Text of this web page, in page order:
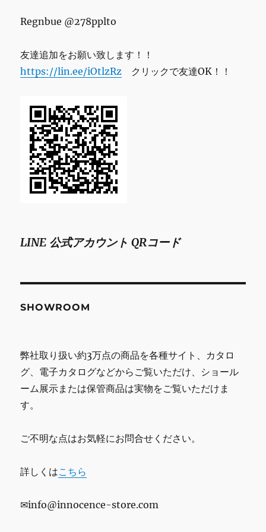
Regnbue @278pplto
友達追加をお願い致します！！
https://lin.ee/iOtlzRz クリックで友達OK！！
LINE 公式アカウント QRコード
SHOWROOM
弊社取り扱い約3万点の商品を各種サイト、カタロ
グ、電子カタログなどからご覧いただけ、ショール
ーム展示または保管商品は実物をご覧いただけま
す。
ご不明な点はお気軽にお問合せください。
詳しくはこちら
✉info@innocence-store.com